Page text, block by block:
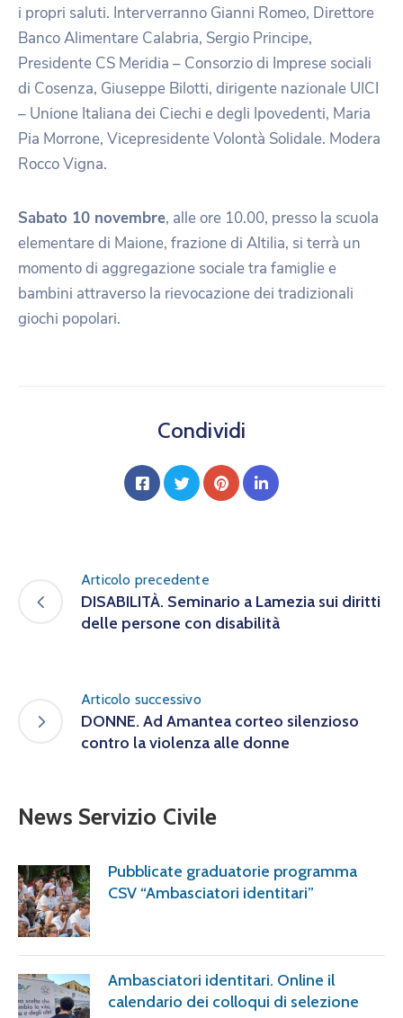
i propri saluti. Interverranno Gianni Romeo, Direttore
Banco Alimentare Calabria, Sergio Principe,
Presidente CS Meridia – Consorzio di Imprese sociali
di Cosenza, Giuseppe Bilotti, dirigente nazionale UICI
– Unione Italiana dei Ciechi e degli Ipovedenti, Maria
Pia Morrone, Vicepresidente Volontà Solidale. Modera
Rocco Vigna.
Sabato 10 novembre, alle ore 10.00, presso la scuola
elementare di Maione, frazione di Altilia, si terrà un
momento di aggregazione sociale tra famiglie e
bambini attraverso la rievocazione dei tradizionali
giochi popolari.
Condividi
Articolo precedente
DISABILITÀ. Seminario a Lamezia sui diritti
delle persone con disabilità
Articolo successivo
DONNE. Ad Amantea corteo silenzioso
contro la violenza alle donne
News Servizio Civile
Pubblicate graduatorie programma
CSV “Ambasciatori identitari”
Ambasciatori identitari. Online il
calendario dei colloqui di selezione